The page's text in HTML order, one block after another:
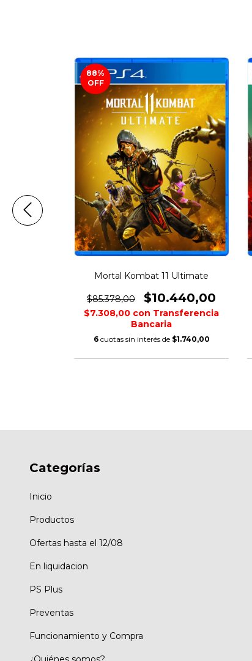
88%
OFF
Mortal Kombat 11 Ultimate
$85.378,00 $10.440,00
$7.308,00 con Transferencia
Bancaria
6 cuotas sin interés de $1.740,00
Categorías
Inicio
Productos
Ofertas hasta el 12/08
En liquidacion
PS Plus
Preventas
Funcionamiento y Compra